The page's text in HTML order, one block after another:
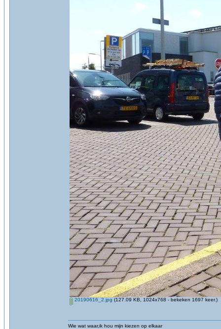
20190616_2.jpg (127.09 KB, 1024x768 - bekeken 1697 keer.)
Wie wat waar,ik hou mijn kiezen op elkaar